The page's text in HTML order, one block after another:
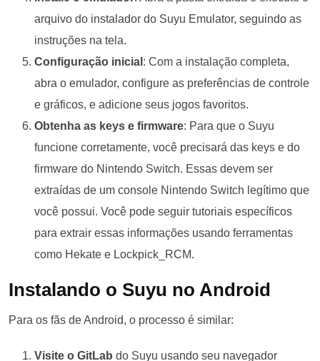
arquivo do instalador do Suyu Emulator, seguindo as
instruções na tela.
Configuração inicial : Com a instalação completa,
abra o emulador, configure as preferências de controle
e gráficos, e adicione seus jogos favoritos.
Obtenha as keys e firmware: Para que o Suyu
funcione corretamente, você precisará das keys e do
firmware do Nintendo Switch. Essas devem ser
extraídas de um console Nintendo Switch legítimo que
você possui. Você pode seguir tutoriais específicos
para extrair essas informações usando ferramentas
como Hekate e Lockpick_RCM.
Instalando o Suyu no Android
Para os fãs de Android, o processo é similar:
Visite o GitLab do Suyu usando seu navegador